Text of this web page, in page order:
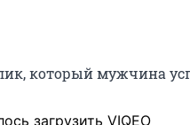
который мужчина
загрузить VIQEO